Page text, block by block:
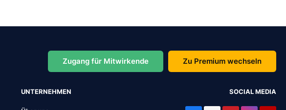
Zugang für Mitwirkende Zu Premium wechseln
UNTERNEHMEN SOCIAL MEDIA